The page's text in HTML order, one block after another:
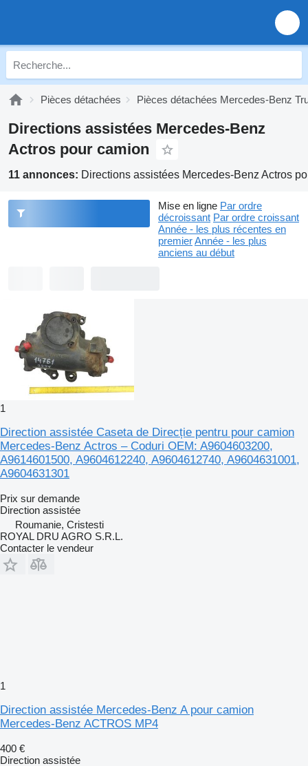
Pièces détachées Pièces détachées Mercedes-Benz
Directions assistées Mercedes-Benz
Actros pour camion
11 annonces: Directions assistées Mercedes-Benz Actros
Mise en ligne Par ordre
décroissant Par ordre croissant
Année - les plus récentes en
premierAnnée - les plus
anciens au début
1
Direction assistée Caseta de Direcție pentru pour camion
Mercedes-Benz Actros – Coduri OEM: A9604603200,
A9614601500, A9604612240, A9604612740, A9604631001,
A9604631301
Prix sur demande
Direction assistée
Roumanie, Cristesti
ROYAL DRU AGRO S.R.L.
Contacter le vendeur
1
Direction assistée Mercedes-Benz A pour camion
Mercedes-Benz ACTROS MP4
400 €
Direction assistée